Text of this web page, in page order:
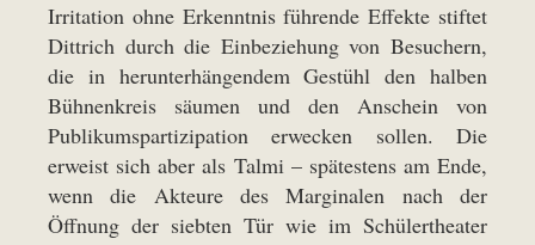
Irritation ohne Erkenntnis führende Effekte stiftet
Dittrich durch die Einbeziehung von Besuchern,
die in herunterhängendem Gestühl den halben
Bühnenkreis säumen und den Anschein von
Publikumspartizipation erwecken sollen. Die
erweist sich aber als Talmi – spätestens am Ende,
wenn die Akteure des Marginalen nach der
Öffnung der siebten Tür wie im Schülertheater